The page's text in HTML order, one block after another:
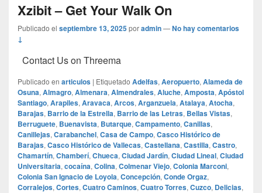
Xzibit – Get Your Walk On
Publicado el septiembre 13, 2025poradmin—No hay comentarios
↓
Contact Us on Threema
Publicado en articulos | Etiquetado Adelfas, Aeropuerto, Alameda de
Osuna, Almagro, Almenara, Almendrales, Aluche, Amposta, Apóstol
Santiago, Arapiles, Aravaca, Arcos, Arganzuela, Atalaya, Atocha,
Barajas, Barrio de la Estrella, Barrio de las Letras, Bellas Vistas,
Berruguete, Buenavista, Butarque, Campamento, Canillas,
Canillejas, Carabanchel, Casa de Campo, Casco Histórico de
Barajas, Casco Histórico de Vallecas, Castellana, Castilla, Castro,
Chamartín, Chamberí, Chueca, Ciudad Jardín, Ciudad Lineal, Ciudad
Universitaria, cocaína, Colina, Colmenar Viejo, Colonia Marconi,
Colonia San Ignacio de Loyola, Concepción, Conde Orgaz,
Corralejos, Cortes, Cuatro Caminos, Cuatro Torres, Cuzco, Delicias,